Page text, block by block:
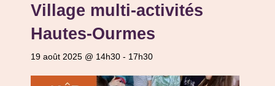
Village multi-activités
Hautes-Ourmes
19 août 2025 @ 14h30 - 17h30